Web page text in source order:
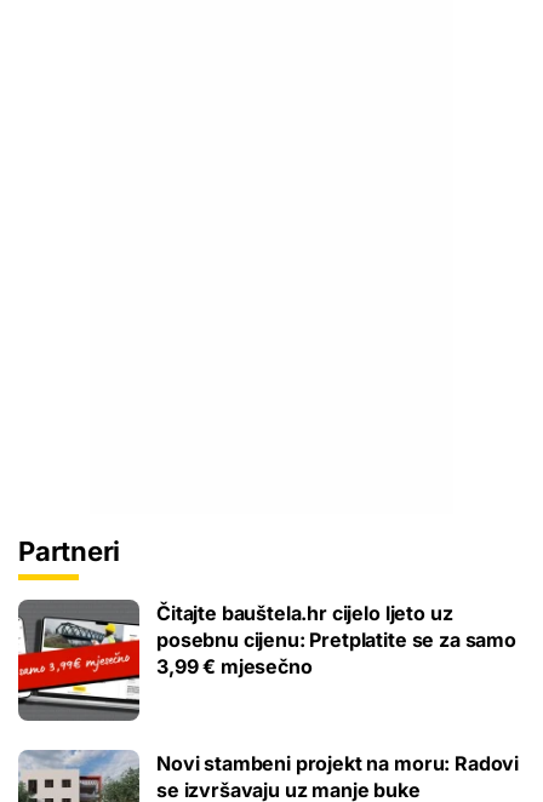
Partneri
Čitajte bauštela.hr cijelo ljeto uz
posebnu cijenu: Pretplatite se za samo
3,99 € mjesečno
Novi stambeni projekt na moru: Radovi
se izvršavaju uz manje buke